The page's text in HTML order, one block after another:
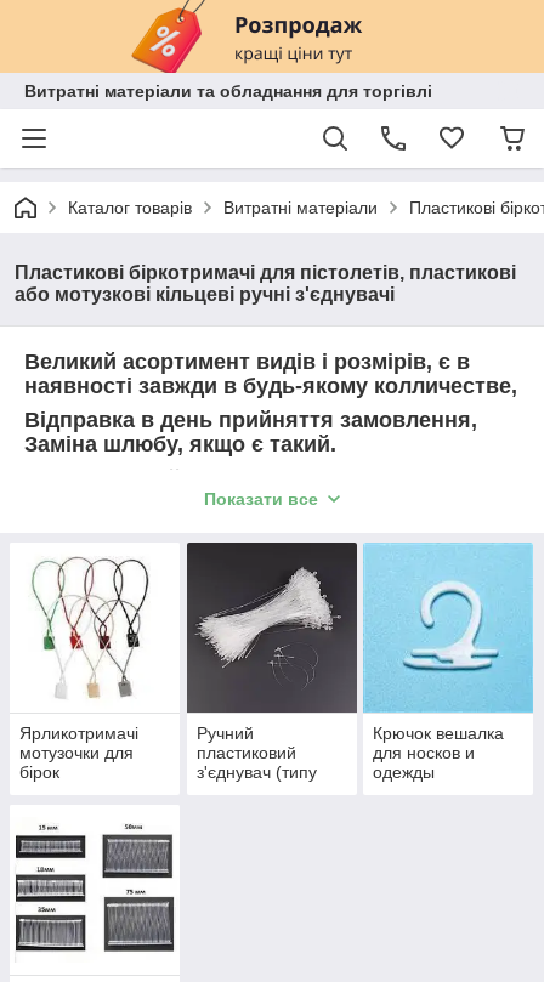
Витратні матеріали та обладнання для торгівлі
Каталог товарів Витратні матеріали Пластикові
Пластикові біркотримачі для пістолетів, пластикові
або мотузкові кільцеві ручні з'єднувачі
Великий асортимент видів і розмірів, є в
наявності завжди в будь-якому колличестве,
Відправка в день прийняття замовлення,
Заміна шлюбу, якщо є такий.
(на карту ,по безналу, наложка тощо),
Фото товару за вайберу. Безкоштовна
консультація на сайті
Доставка по всій Україні. Відправка будь-
яким перевізником Оперативність. Краща
якість.
Оптимальна ціна, Різна колірна гамма, акції -
постійно знижка на товар
Показати все
Ярликотримачі
мотузочки для
бірок
Ручний
пластиковий
з'єднувач (типу
Крючок вешалка
для носков и
одежды